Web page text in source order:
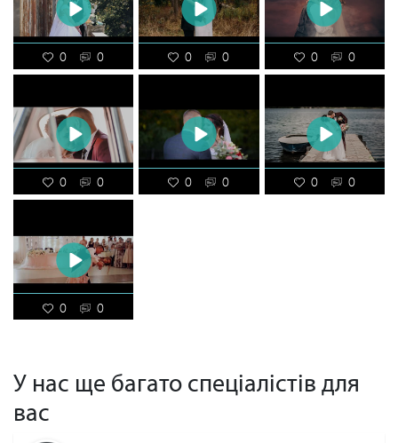
0 0 0 0 0 0
0 0 0 0 0 0
0 0
У нас ще багато спеціалістів для
вас